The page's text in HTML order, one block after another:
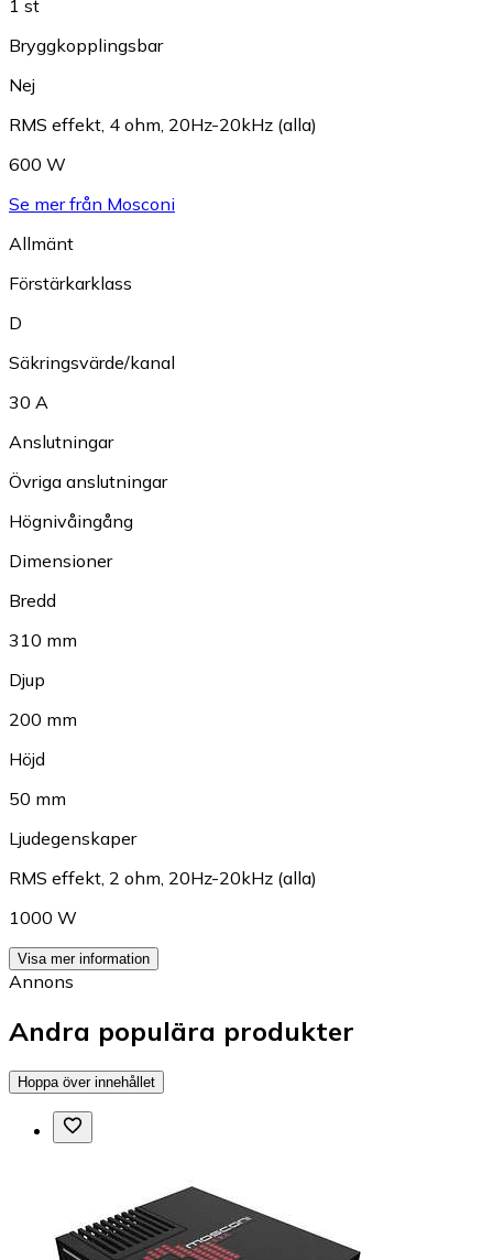
1 st
Bryggkopplingsbar
Nej
RMS effekt, 4 ohm, 20Hz-20kHz (alla)
600 W
Se mer från Mosconi
Allmänt
Förstärkarklass
D
Säkringsvärde/kanal
30 A
Anslutningar
Övriga anslutningar
Högnivåingång
Dimensioner
Bredd
310 mm
Djup
200 mm
Höjd
50 mm
Ljudegenskaper
RMS effekt, 2 ohm, 20Hz-20kHz (alla)
1000 W
Visa mer information
Annons
Andra populära produkter
Hoppa över innehållet